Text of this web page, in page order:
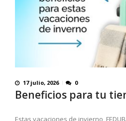
17 julio, 2026 0
Beneficios para tu
Estas vacaciones de invierno,